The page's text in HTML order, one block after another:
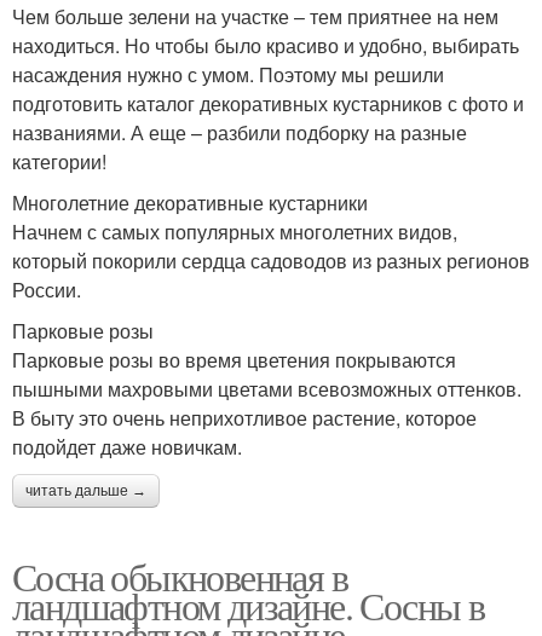
Чем больше зелени на участке – тем приятнее на нем
находиться. Но чтобы было красиво и удобно, выбирать
насаждения нужно с умом. Поэтому мы решили
подготовить каталог декоративных кустарников с фото и
названиями. А еще – разбили подборку на разные
категории!
Многолетние декоративные кустарники
Начнем с самых популярных многолетних видов,
который покорили сердца садоводов из разных регионов
России.
Парковые розы
Парковые розы во время цветения покрываются
пышными махровыми цветами всевозможных оттенков.
В быту это очень неприхотливое растение, которое
подойдет даже новичкам.
читать дальше →
Сосна обыкновенная в
ландшафтном дизайне. Сосны в